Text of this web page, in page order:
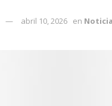
abril 10, 2026 en